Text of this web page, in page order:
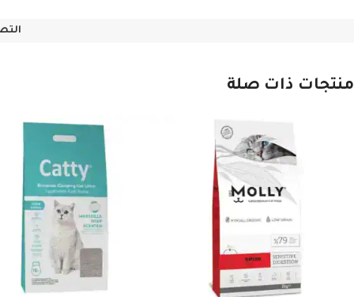
منتجات ذات صلة